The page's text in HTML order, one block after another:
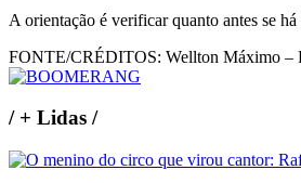
A orientação é verificar quanto antes se
FONTE/CRÉDITOS: Wellton Máximo –
/+ Lidas /